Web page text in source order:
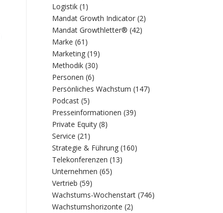
Logistik (1)
Mandat Growth Indicator (2)
Mandat Growthletter® (42)
Marke (61)
Marketing (19)
Methodik (30)
Personen (6)
Persönliches Wachstum (147)
Podcast (5)
Presseinformationen (39)
Private Equity (8)
Service (21)
Strategie & Führung (160)
Telekonferenzen (13)
Unternehmen (65)
Vertrieb (59)
Wachstums-Wochenstart (746)
Wachstumshorizonte (2)